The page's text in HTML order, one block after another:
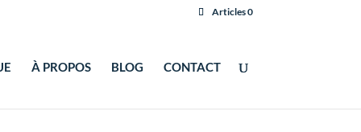
Articles 0
À PROPOS BLOG CONTACT